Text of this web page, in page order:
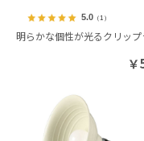
5.0（1）
明らかな個性が光るクリッ
￥